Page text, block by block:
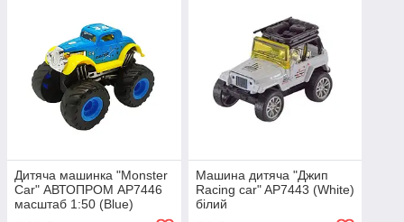
Дитяча машинка "Monster
Car" АВТОПРОМ AP7446
масштаб 1:50 (Blue)
Машина дитяча "Джип
Racing car" AP7443 (White)
білий